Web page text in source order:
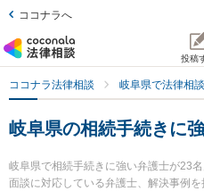
ココナラへ
投稿
ココナラ法律相談 岐阜県で法律相
岐阜県の相続手続きに
岐阜県で相続手続きに強い弁護士が23
面談に対応している弁護士、解決事例